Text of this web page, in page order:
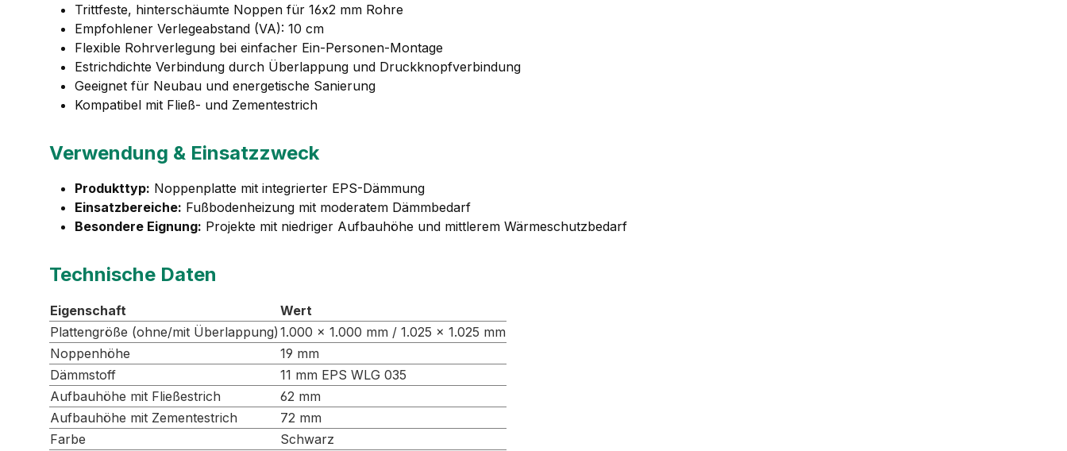
Trittfeste, hinterschäumte Noppen für 16x2 mm Rohre
Empfohlener Verlegeabstand (VA): 10 cm
Flexible Rohrverlegung bei einfacher Ein-Personen-Montage
Estrichdichte Verbindung durch Überlappung und Druckknopfverbindung
Geeignet für Neubau und energetische Sanierung
Kompatibel mit Fließ- und Zementestrich
Verwendung & Einsatzzweck
Produkttyp: Noppenplatte mit integrierter EPS-Dämmung
Einsatzbereiche: Fußbodenheizung mit moderatem Dämmbedarf
Besondere Eignung: Projekte mit niedriger Aufbauhöhe und mittlerem Wärmeschutzbedarf
Technische Daten
Eigenschaft
Wert
Plattengröße (ohne/mit Überlappung) 1.000 × 1.000 mm / 1.025 × 1.025 mm
Noppenhöhe
19 mm
Dämmstoff
11 mm EPS WLG 035
Aufbauhöhe mit Fließestrich
62 mm
Aufbauhöhe mit Zementestrich
72 mm
Farbe
Schwarz